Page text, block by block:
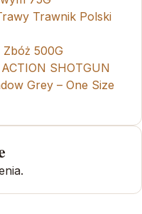
Trawnik Polski
Zbóż 500G
SHOTGUN
Grey – One Size